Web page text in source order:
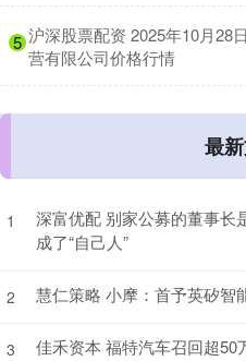
5 沪深股票配资 2025年10月28
营有限公司价格行情
最
1
深富优配 别家公募的董事长
成了“自己人”
2 慧仁策略 小摩：首予英矽智
3
佳禾资本 福特汽车召回超